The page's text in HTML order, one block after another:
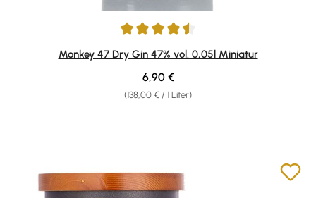
Durchschnittliche Bewertung von 4.61 von 5 Sternen
Monkey 47 Dry Gin 47% vol. 0,05l Miniatur
(138,00 € / 1 Liter)
Regulärer Preis:
6,90 €